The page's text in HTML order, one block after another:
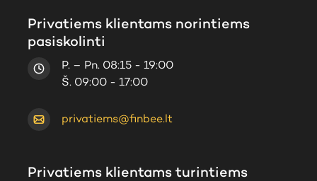
Privatiems klientams norintiems
pasiskolinti
P. – Pn. 08:15 - 19:00
Š. 09:00 - 17:00
privatiems@finbee.lt
Privatiems klientams turintiems